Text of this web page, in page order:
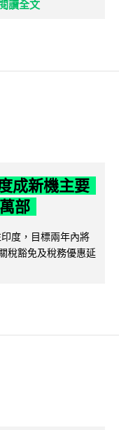
閱讀全文
成新機主要
部
度，目標兩年內將
稅豁免及稅務優惠延